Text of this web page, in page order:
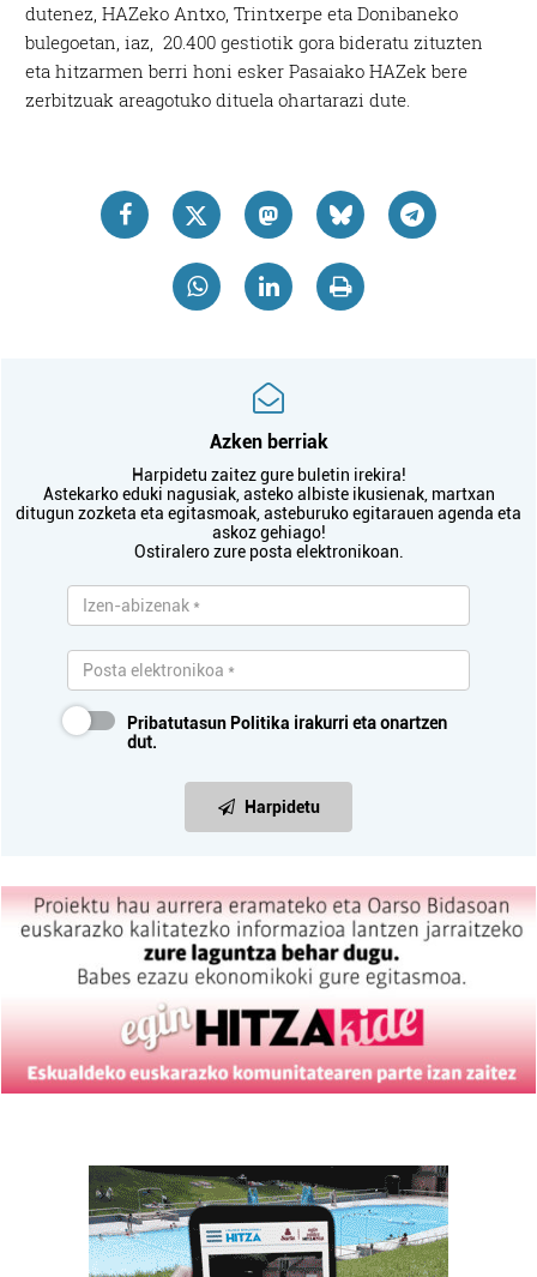
dutenez, HAZeko Antxo, Trintxerpe eta Donibaneko
bulegoetan, iaz, 20.400 gestiotik gora bideratu zituzten
eta hitzarmen berri honi esker Pasaiako HAZek bere
zerbitzuak areagotuko dituela ohartarazi dute.
Azken berriak
Harpidetu zaitez gure buletin irekira!
Astekarko eduki nagusiak, asteko albiste ikusienak, martxan
ditugun zozketa eta egitasmoak, asteburuko egitarauen agenda eta
askoz gehiago!
Ostiralero zure posta elektronikoan.
Pribatutasun Politika irakurri eta onartzen
dut.
Harpidetu